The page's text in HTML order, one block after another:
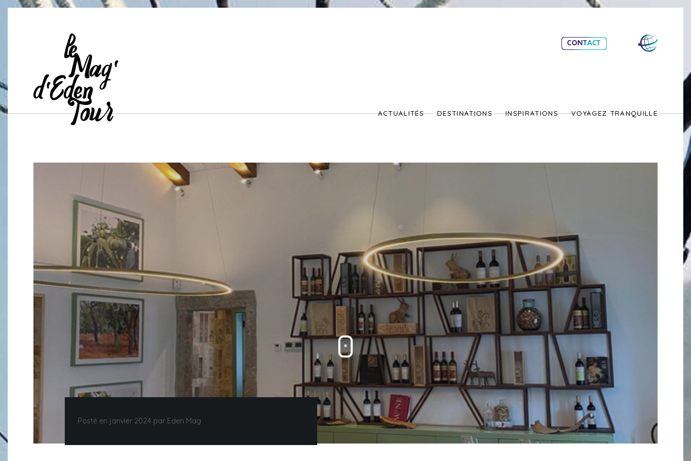
ACTUALITÉS DESTINATIONS INSPIRATIONS VOYAGEZ TRANQUILLE
CONTACT
Posté en janvier 2024 par Eden Mag